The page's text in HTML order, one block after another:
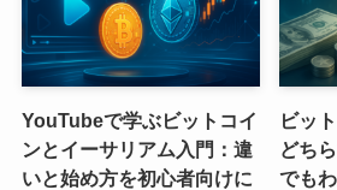
YouTubeで学ぶビットコイ
ンとイーサリアム入門：違
いと始め方を初心者向けに
ビッ
どち
でも